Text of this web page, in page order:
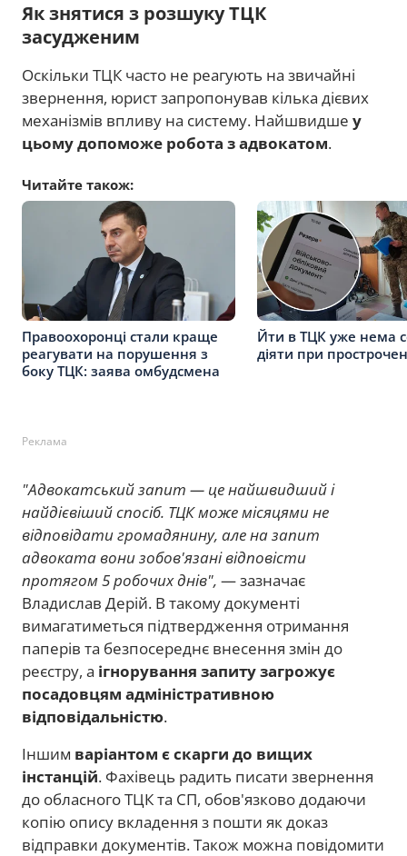
Як знятися з розшуку ТЦК
засудженим
Оскільки ТЦК часто не реагують на звичайні
звернення, юрист запропонував кілька дієвих
механізмів впливу на систему. Найшвидше у
цьому допоможе робота з адвокатом.
Читайте також:
Правоохоронці стали краще
реагувати на порушення з
боку ТЦК: заява омбудсмена
Йти в ТЦК уже нема
діяти при
Реклама
"Адвокатський запит — це найшвидший і
найдієвіший спосіб. ТЦК може місяцями не
відповідати громадянину, але на запит
адвоката вони зобов'язані відповісти
протягом 5 робочих днів", — зазначає
Владислав Дерій. В такому документі
вимагатиметься підтвердження отримання
паперів та безпосереднє внесення змін до
реєстру, а ігнорування запиту загрожує
посадовцям адміністративною
відповідальністю.
Іншим варіантом є скарги до вищих
інстанцій. Фахівець радить писати звернення
до обласного ТЦК та СП, обов'язково додаючи
копію опису вкладення з пошти як доказ
відправки документів. Також можна повідомити